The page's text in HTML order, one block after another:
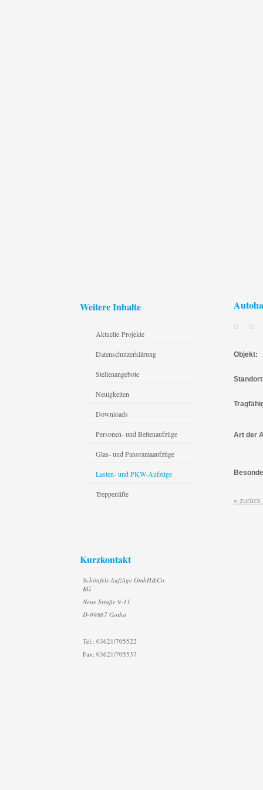
Weitere Inhalte
Aktuelle Projekte
Datenschutzerklärung
Stellenangebote
Neuigkeiten
Downloads
Personen- und Bettenaufzüge
Glas- und Panoramaaufzüge
Lasten- und PKW-Aufzüge
Treppenlifte
Kurzkontakt
Schönfels Aufzüge GmbH&Co.
KG
Neue Straße 9-11
D-99867 Gotha
Tel.: 03621/705522
Fax: 03621/705537
Objekt:
Art der
« zurück